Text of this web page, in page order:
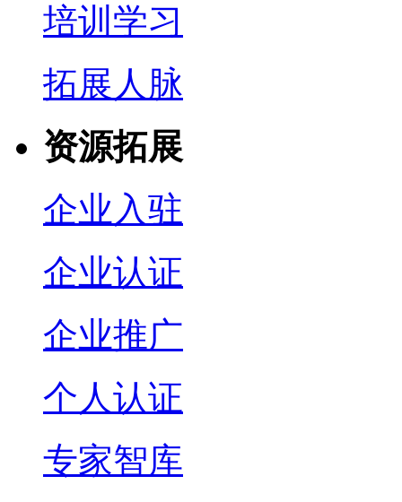
培训学习
拓展人脉
资源拓展
企业入驻
企业认证
企业推广
个人认证
专家智库